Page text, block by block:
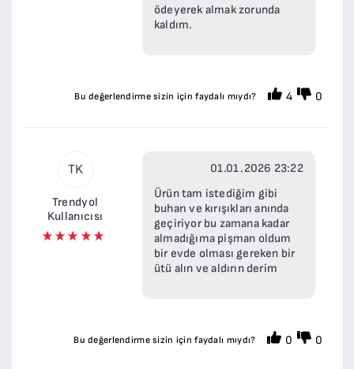
ödeyerek almak zorunda
kaldım.
Bu değerlendirme sizin için faydalı mıydı? 4 0
TK
Trendyol
Kullanıcısı
01.01.2026 23:22
Ürün tam istediğim gibi
buharı ve kırışıkları anında
geçiriyor bu zamana kadar
almadığıma pişman oldum
bir evde olması gereken bir
ütü alın ve aldırın derim
Bu değerlendirme sizin için faydalı mıydı? 0 0